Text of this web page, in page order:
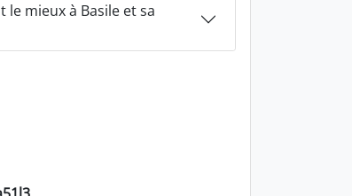
le mieux à Basile et sa